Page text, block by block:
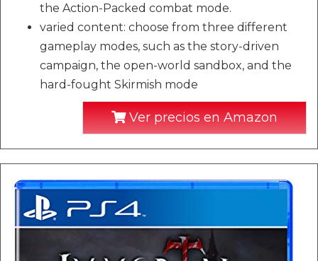
the Action-Packed combat mode.
varied content: choose from three different
gameplay modes, such as the story-driven
campaign, the open-world sandbox, and the
hard-fought Skirmish mode
Ver precios en Amazon